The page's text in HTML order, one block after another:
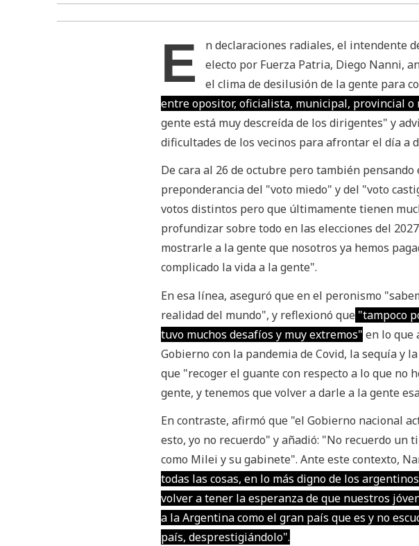
E
n declaraciones radiales, el intendente
electo por Fuerza Patria, Diego Nanni,
el clima de desilusión de la gente para
entre opositor, oficialista, municipal, provincial o
gente está muy descreída de los dirigentes" y
dificultades de los vecinos para afrontar el día a
De cara al 26 de octubre pero también
preponderancia del "voto miedo" y del "voto
votos distintos pero que últimamente tienen
profundizar sobre todo en las elecciones del
mostrarle a la gente que nosotros ya hemos
complicado la vida a la gente".
En esa línea, aseguró que en el peronismo
realidad del mundo", y reflexionó que"tampoco
tuvo muchos desafíos y muy extremos" en lo que
Gobierno con la pandemia de Covid, la sequía y
que "recoger el guante con respecto a lo que
gente, y tenemos que volver a darle a la gente
En contraste, afirmó que "el Gobierno nacional
esto, yo no recuerdo" y añadió: "No recuerdo un
como Milei y su gabinete". Ante este contexto,
todas las cosas, en lo más digno de los
volver a tener la esperanza de que nuestros
a la Argentina como el gran país que es y no
país, desprestigiándolo".